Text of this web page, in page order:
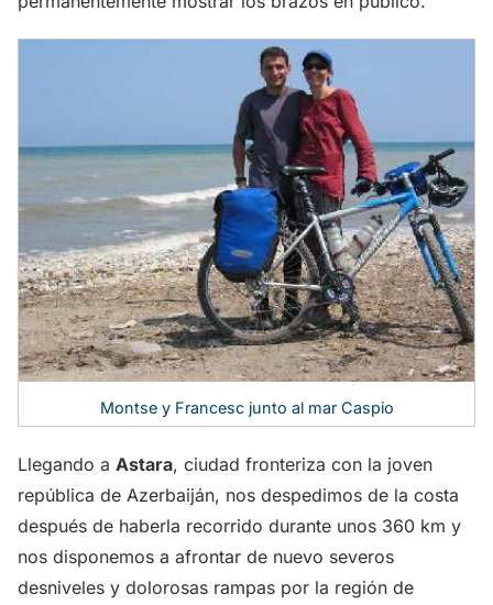
Montse y Francesc junto al mar Caspio
Llegando a Astara, ciudad fronteriza con la joven
república de Azerbaiján, nos despedimos de la costa
después de haberla recorrido durante unos 360 km y
nos disponemos a afrontar de nuevo severos
desniveles y dolorosas rampas por la región de